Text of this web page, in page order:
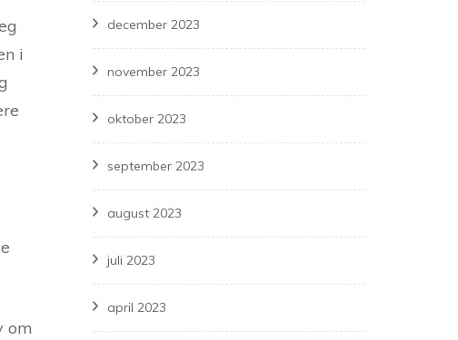
i
om
december 2023
november 2023
oktober 2023
september 2023
august 2023
juli 2023
april 2023